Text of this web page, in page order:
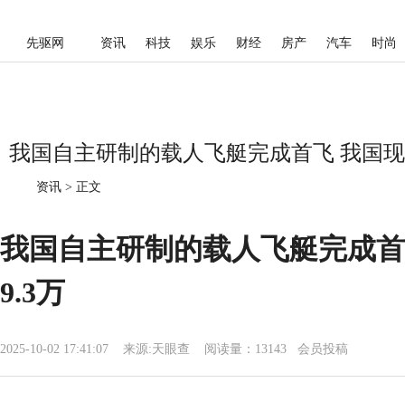
先驱网 资讯 科技 娱乐 财经 房产 汽车 时尚
我国自主研制的载人飞艇完成首飞 我国
资讯 > 正文
我国自主研制的载人飞艇完成
9.3万
2025-10-02 17:41:07 来源:天眼查 阅读量：13143 会员投稿